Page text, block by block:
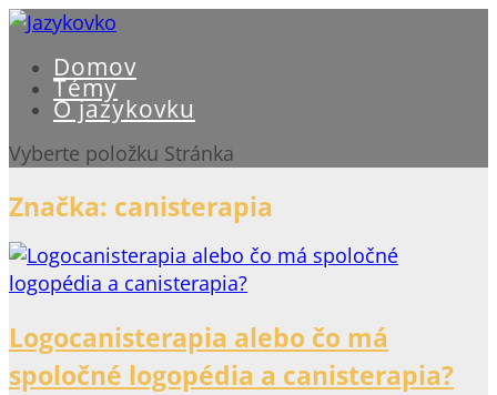
Domov
Témy
O jazykovku
Vyberte položku Stránka
Značka: canisterapia
Logocanisterapia alebo čo má
spoločné logopédia a canisterapia?